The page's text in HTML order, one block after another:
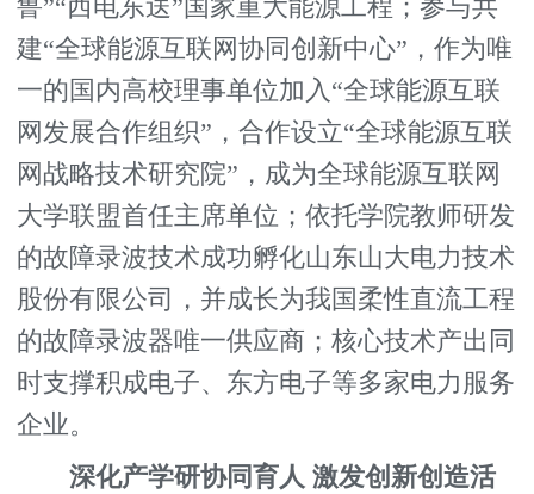
鲁”“西电东送”国家重大能源工程；参与共
建“全球能源互联网协同创新中心”，作为唯
一的国内高校理事单位加入“全球能源互联
网发展合作组织”，合作设立“全球能源互联
网战略技术研究院”，成为全球能源互联网
大学联盟首任主席单位；依托学院教师研发
的故障录波技术成功孵化山东山大电力技术
股份有限公司，并成长为我国柔性直流工程
的故障录波器唯一供应商；核心技术产出同
时支撑积成电子、东方电子等多家电力服务
企业。
深化产学研协同育人 激发创新创造活